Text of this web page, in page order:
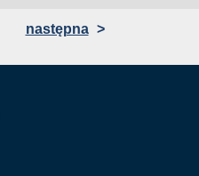
następna >